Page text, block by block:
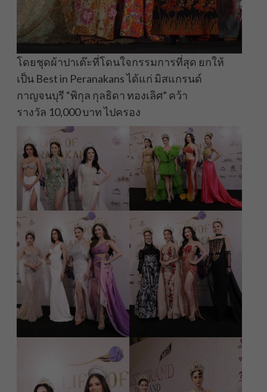
โดยชุดผ้าปาเต๊ะที่โดนใจกรรมการที่สุด ยกให้
เป็น Best in Peranakans ได้แก่ มิสแกรนด์
กาญจนบุรี “พิกุล กุลธิดา ทองเลิศ” คว้า
รางวัล 10,000 บาท ไปครอง